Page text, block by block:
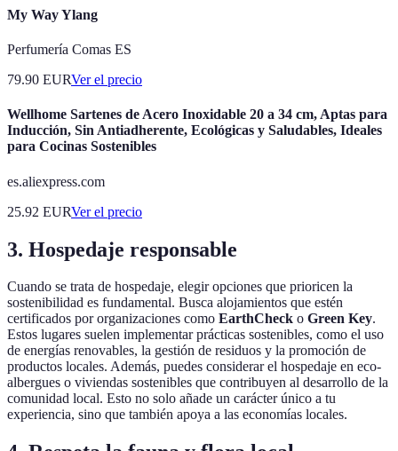
My Way Ylang
Perfumería Comas ES
79.90 EURVer el precio
Wellhome Sartenes de Acero Inoxidable 20 a 34 cm, Aptas para
Inducción, Sin Antiadherente, Ecológicas y Saludables, Ideales
para Cocinas Sostenibles
es.aliexpress.com
25.92 EURVer el precio
3. Hospedaje responsable
Cuando se trata de hospedaje, elegir opciones que prioricen la
sostenibilidad es fundamental. Busca alojamientos que estén
certificados por organizaciones como EarthCheck o Green Key.
Estos lugares suelen implementar prácticas sostenibles, como el uso
de energías renovables, la gestión de residuos y la promoción de
productos locales. Además, puedes considerar el hospedaje en eco-
albergues o viviendas sostenibles que contribuyen al desarrollo de la
comunidad local. Esto no solo añade un carácter único a tu
experiencia, sino que también apoya a las economías locales.